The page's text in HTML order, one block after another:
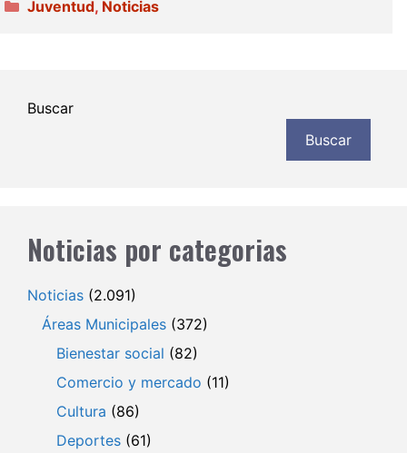
Categorías
Juventud, Noticias
Buscar
Buscar
Noticias por categorias
Noticias (2.091)
Áreas Municipales (372)
Bienestar social (82)
Comercio y mercado (11)
Cultura (86)
Deportes (61)